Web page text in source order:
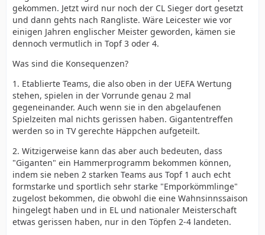
gekommen. Jetzt wird nur noch der CL Sieger dort gesetzt
und dann gehts nach Rangliste. Wäre Leicester wie vor
einigen Jahren englischer Meister geworden, kämen sie
dennoch vermutlich in Topf 3 oder 4.
Was sind die Konsequenzen?
1. Etablierte Teams, die also oben in der UEFA Wertung
stehen, spielen in der Vorrunde genau 2 mal
gegeneinander. Auch wenn sie in den abgelaufenen
Spielzeiten mal nichts gerissen haben. Gigantentreffen
werden so in TV gerechte Häppchen aufgeteilt.
2. Witzigerweise kann das aber auch bedeuten, dass
"Giganten" ein Hammerprogramm bekommen können,
indem sie neben 2 starken Teams aus Topf 1 auch echt
formstarke und sportlich sehr starke "Emporkömmlinge"
zugelost bekommen, die obwohl die eine Wahnsinnssaison
hingelegt haben und in EL und nationaler Meisterschaft
etwas gerissen haben, nur in den Töpfen 2-4 landeten.